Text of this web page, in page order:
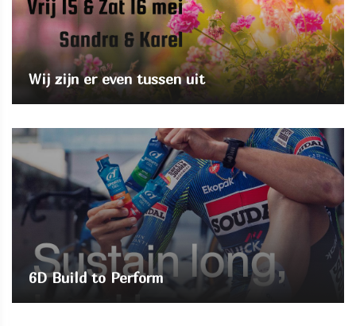
Wij zijn er even tussen uit
6D Build to Perform